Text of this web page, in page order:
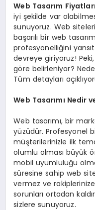
Web Tasarım Fiyatları
iyi şekilde var
sunuyoruz. Web
başarılı bir web
profesyonelliğini
devreye giriyoruz!
göre belirleniyor?
Tüm detayları
Web Tasarımı Nedir
Web tasarımı, bir
yüzüdür. Profesyonel
müşterilerinizle ilk
olumlu olması büyük
mobil uyumluluğu
süresine sahip web
vermez ve
sorunları ortadan
sizlere sunuyoruz.